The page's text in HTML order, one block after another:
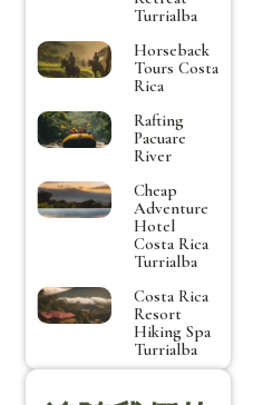
Turrialba
Horseback
Tours Costa
Rica
Rafting
Pacuare
River
Cheap
Adventure
Hotel
Costa Rica
Turrialba
Costa Rica
Resort
Hiking Spa
Turrialba